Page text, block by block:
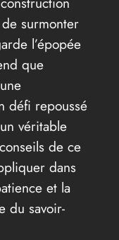
surmonter
l’épopée
que
défi repoussé
véritable
de ce
dans
et la
du savoir-